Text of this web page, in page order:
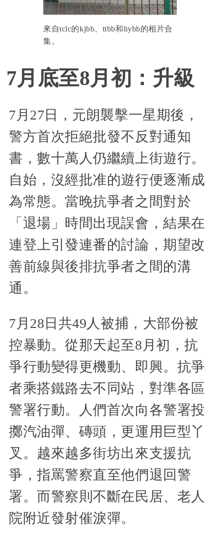
來自tclc的kjbb、ttbb和hybb的相片合
集。
7月底至8月初：升級
7月27日，元朗襲擊一星期後，
警方首次拒絕批發不反對通知
書，數十萬人仍繼續上街遊行。
自始，沒經批准的遊行便逐漸成
為常態。當晚抗爭者之間對於
「退場」時間出現誤會，結果在
連登上引發連番的討論，期望改
善前線與後排抗爭者之間的溝
通。
7月28日共49人被捕，大部份被
控暴動。從那天起至8月初，抗
爭行動變得更機動、即興。抗爭
者乘搭鐵路去不同站，對準各區
警署行動。人們首次向各警署投
擲汽油彈、磚頭，更運用巨型丫
叉。越來越多街坊出來支援抗
爭，指罵警察直至他們退回警
署。而警察則不斷在民居、老人
院附近發射催淚彈。